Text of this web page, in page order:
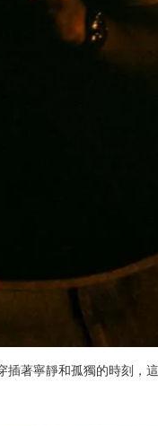
著寧靜和孤獨的時刻，